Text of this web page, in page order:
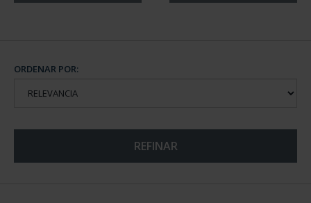
ORDENAR POR:
REFINAR